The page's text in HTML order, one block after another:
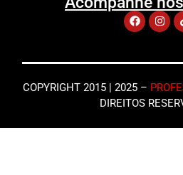
COPYRIGHT 2015 | 2025 –
DIREITOS